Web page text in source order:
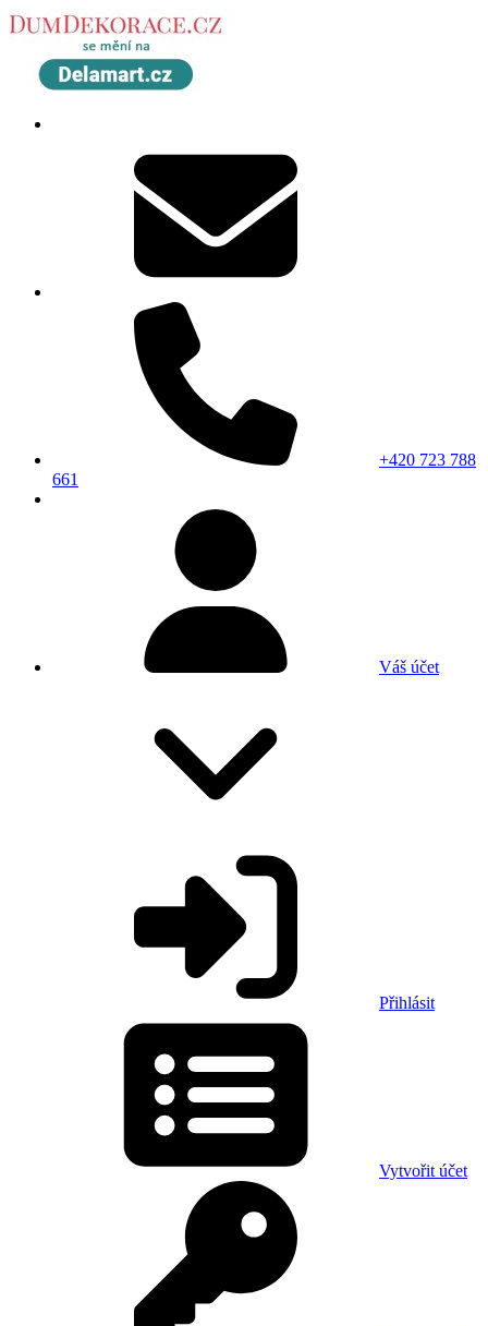
+420 723 788
661
Váš účet
Přihlásit
Vytvořit účet